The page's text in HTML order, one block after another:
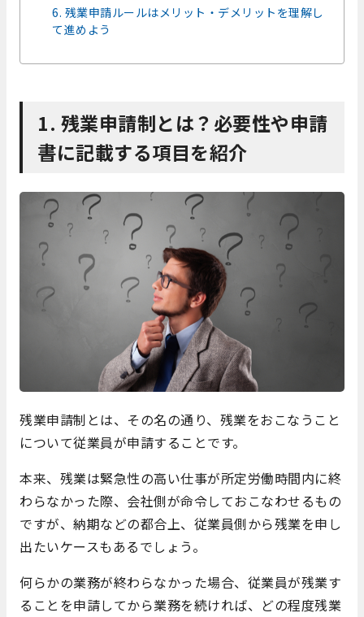
6. 残業申請ルールはメリット・デメリットを理解し
て進めよう
1. 残業申請制とは？必要性や申請
書に記載する項目を紹介
残業申請制とは、その名の通り、残業をおこなうこと
について従業員が申請することです。
本来、残業は緊急性の高い仕事が所定労働時間内に終
わらなかった際、会社側が命令しておこなわせるもの
ですが、納期などの都合上、従業員側から残業を申し
出たいケースもあるでしょう。
何らかの業務が終わらなかった場合、従業員が残業す
ることを申請してから業務を続ければ、どの程度残業